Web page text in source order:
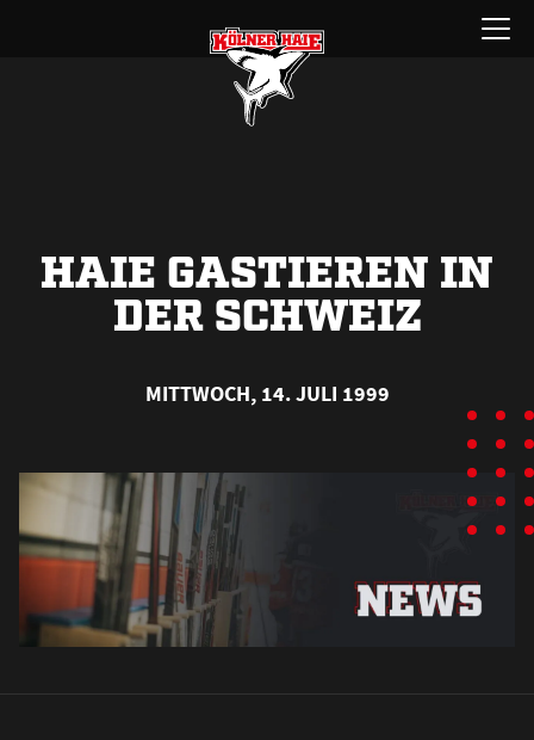
Menü
öffnen
HAIE GASTIEREN IN
DER SCHWEIZ
MITTWOCH, 14. JULI 1999